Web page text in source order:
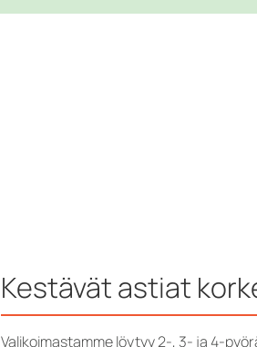
Kestävät astiat
Valikoimastamme löytyy 2-, 3- ja 4-